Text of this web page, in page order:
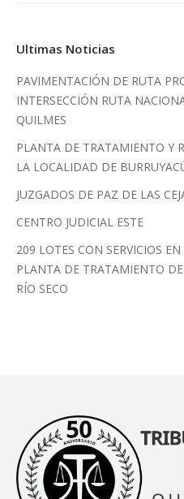
Ultimas Noticias
PAVIMENTACIÓN DE RUTA
INTERSECCIÓN RUTA
QUILMES
PLANTA DE TRATAMIENTO Y
LA LOCALIDAD DE
JUZGADOS DE PAZ DE LAS
CENTRO JUDICIAL ESTE
209 LOTES CON SERVICIOS
PLANTA DE TRATAMIENTO
RÍO SECO